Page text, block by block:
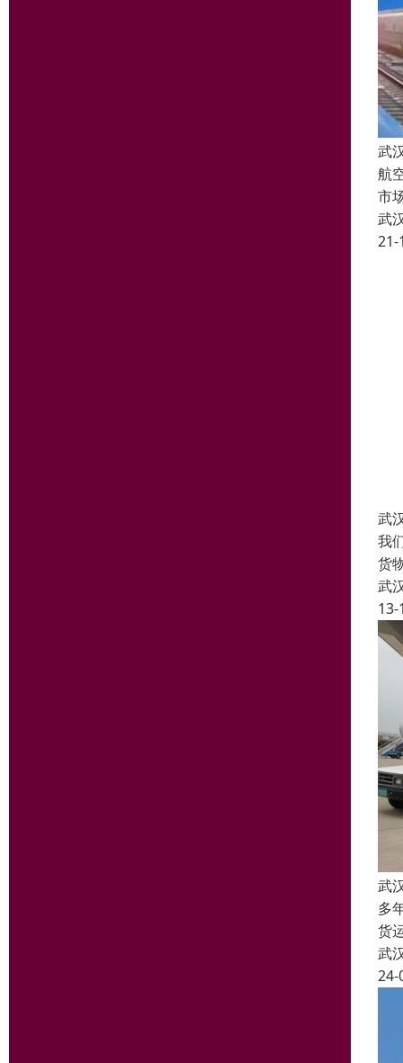
武
航
市
武
21-
武
我
货
武
13-
武
多
货
武
24-